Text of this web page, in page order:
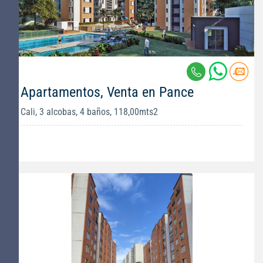
Apartamentos, Venta en Pance
Cali, 3 alcobas, 4 baños, 118,00mts2